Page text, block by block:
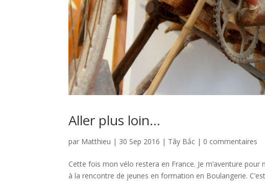
Aller plus loin…
par Matthieu | 30 Sep 2016 | Tây Bắc | 0 commentaires
Cette fois mon vélo restera en France. Je m’aventure
à la rencontre de jeunes en formation en Boulangerie.